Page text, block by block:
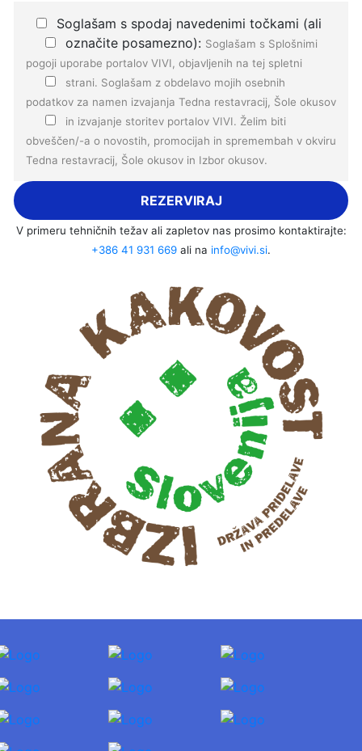
Soglašam s spodaj navedenimi točkami (ali
označite posamezno): Soglašam s Splošnimi
pogoji uporabe portalov VIVI, objavljenih na tej spletni
strani. Soglašam zobdelavo mojih osebnih
podatkov za namen izvajanja Tedna restavracij, Šole okusov
in izvajanje storitev portalov VIVI. Želim biti
obveščen/-a o novostih, promocijah in spremembah v okviru
Tedna restavracij, Šole okusov in Izbor okusov.
REZERVIRAJ
V primeru tehničnih težav ali zapletov nas prosimo kontaktirajte:
+386 41 931 669 ali na info@vivi.si.